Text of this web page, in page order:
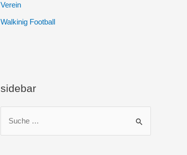
Verein
Walkinig Football
sidebar